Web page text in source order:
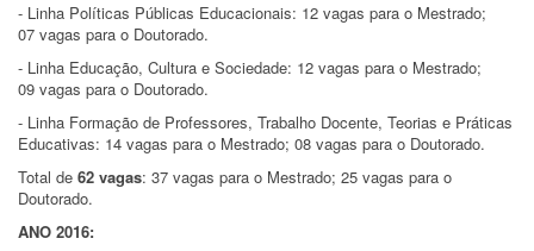
- Linha Políticas Públicas Educacionais: 12 vagas para o Mestrado;
07 vagas para o Doutorado.
- Linha Educação, Cultura e Sociedade: 12 vagas para o Mestrado;
09 vagas para o Doutorado.
- Linha Formação de Professores, Trabalho Docente, Teorias e Práticas
Educativas: 14 vagas para o Mestrado; 08 vagas para o Doutorado.
Total de 62 vagas: 37 vagas para o Mestrado; 25 vagas para o
Doutorado.
ANO 2016: